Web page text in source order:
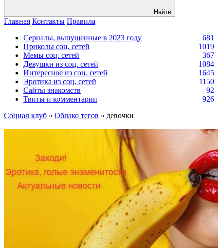
Найти
Главная Контакты Правила
Сериалы, выпущенные в 2023 году
681
Приколы соц. сетей
1019
Мемы соц. сетей
367
Девушки из соц. сетей
1084
Интересное из соц. сетей
1645
Эротика из соц. сетей
1150
Сайты знакомств
92
Твиты и комментарии
926
Социал клуб » Облако тегов » девочки